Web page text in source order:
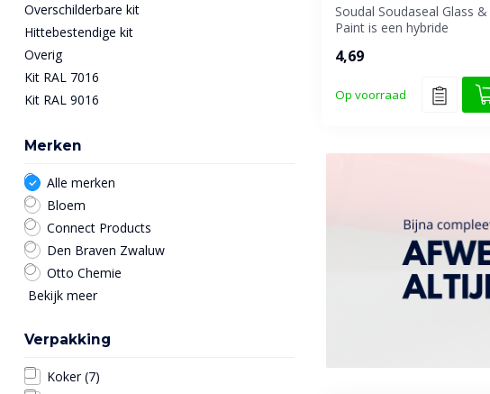
Overschilderbare kit
Hittebestendige kit
Overig
Kit RAL 7016
Kit RAL 9016
Merken
Alle merken
Bloem
Connect Products
Den Braven Zwaluw
Otto Chemie
Bekijk meer
Verpakking
Koker(7)
Soudal Soudaseal Glass &
Paint is een hybride
ontwikkeld...
4,69
Op voorraad